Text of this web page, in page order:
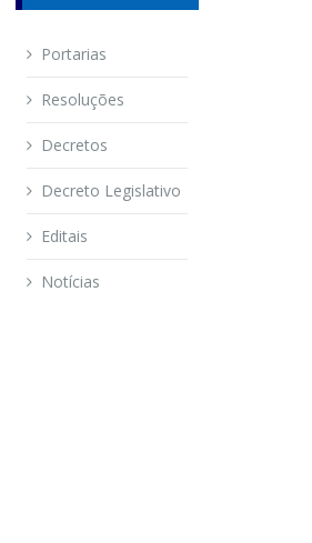
Portarias
Resoluções
Decretos
Decreto Legislativo
Editais
Notícias